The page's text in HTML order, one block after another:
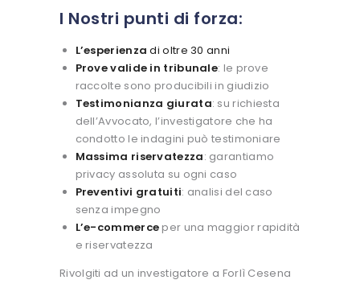
I Nostri punti di forza:
L’esperienzadi oltre 30 anni
Prove valide in tribunale: le prove
raccolte sono producibili in giudizio
Testimonianza giurata: su richiesta
dell’Avvocato, l’investigatore che ha
condotto le indagini può testimoniare
Massima riservatezza: garantiamo
privacy assoluta su ogni caso
Preventivi gratuiti: analisi del caso
senza impegno
L’e-commerce per una maggior rapidità
e riservatezza
Rivolgiti ad un investigatore a Forlì Cesena